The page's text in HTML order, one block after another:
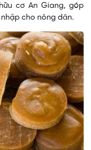
cơ An Giang, góp
cho nông dân.